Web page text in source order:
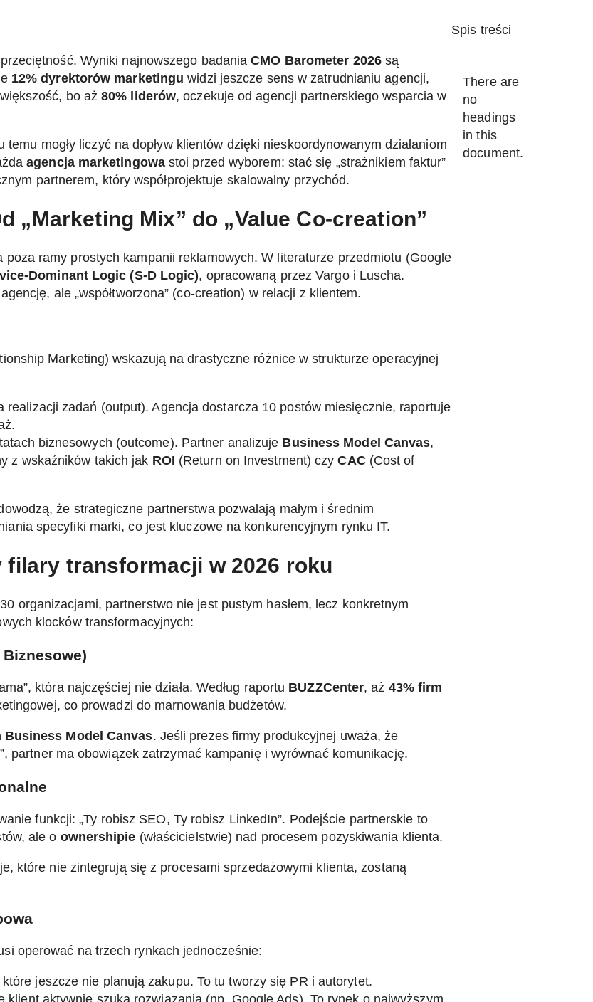
Wyniki najnowszego badaniaCMO Barometer 2026są
12% dyrektorów marketingu widzi jeszcze sens w zatrudnianiu agencji,
większość, bo aż80% liderów, oczekuje od agencji partnerskiego wsparcia w
mogły liczyć na dopływ klientów dzięki nieskoordynowanym działaniom
agencja marketingowastoi przed wyborem: stać się „strażnikiem faktur”
partnerem, który współprojektuje skalowalny przychód.
„Marketing Mix” do „Value Co-creation”
ramy prostych kampanii reklamowych. W literaturze przedmiotu (Google
Dominant Logic (S-D Logic), opracowaną przez Vargo i Luscha.
ale „współtworzona” (co-creation) w relacji z klientem.
Marketing) wskazują na drastyczne różnice w strukturze operacyjnej
realizacji zadań (output). Agencja dostarcza 10 postów miesięcznie, raportuje
biznesowych (outcome). Partner analizuje Business Model Canvas,
z wskaźników takich jak ROI (Return on Investment) czyCAC(Cost of
że strategiczne partnerstwa pozwalają małym i średnim
specyfiki marki, co jest kluczowe na konkurencyjnym rynku IT.
filary transformacji w 2026 roku
organizacjami, partnerstwo nie jest pustym hasłem, lecz konkretnym
klocków transformacyjnych:
która najczęściej nie działa. Według raportu BUZZCenter, aż 43% firm
co prowadzi do marnowania budżetów.
Business Model Canvas. Jeśli prezes firmy produkcyjnej uważa, że
partner ma obowiązek zatrzymać kampanię i wyrównać komunikację.
funkcji: „Ty robisz SEO, Ty robisz LinkedIn”. Podejście partnerskie to
ale o ownershipie (właścicielstwie) nad procesem pozyskiwania klienta.
które nie zintegrują się z procesami sprzedażowymi klienta, zostaną
operować na trzech rynkach jednocześnie:
jeszcze nie planują zakupu. To tu tworzy się PR i autorytet.
klient aktywnie szuka rozwiązania (np. Google Ads). To rynek o najwyższym
Spis treści
There are
no
headings
in this
document.